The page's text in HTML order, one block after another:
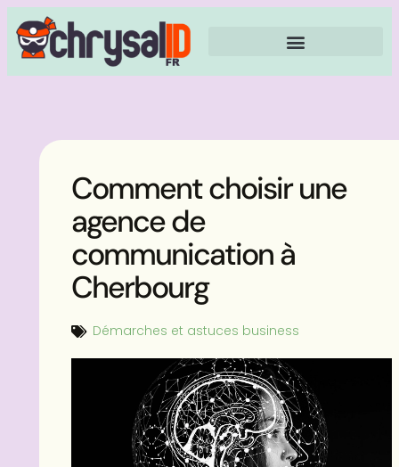
Comment choisir une
agence de
communication à
Cherbourg
Démarches et astuces business